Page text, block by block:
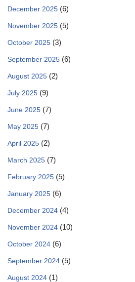
December 2025 (6)
November 2025 (5)
October 2025 (3)
September 2025 (6)
August 2025 (2)
July 2025 (9)
June 2025 (7)
May 2025 (7)
April 2025 (2)
March 2025 (7)
February 2025 (5)
January 2025 (6)
December 2024 (4)
November 2024 (10)
October 2024 (6)
September 2024 (5)
August 2024 (1)